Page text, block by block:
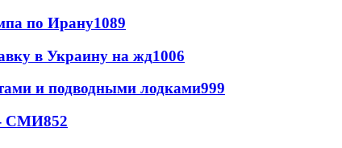
по Ирану1089
в Украину на жд1006
и подводными лодками999
- СМИ852